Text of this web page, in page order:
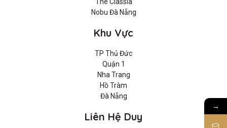
The Classia
Nobu Đà Nẵng
Khu Vực
TP Thủ Đức
Quận 1
Nha Trang
Hồ Tràm
Đà Nẵng
Liên Hệ Duy
→